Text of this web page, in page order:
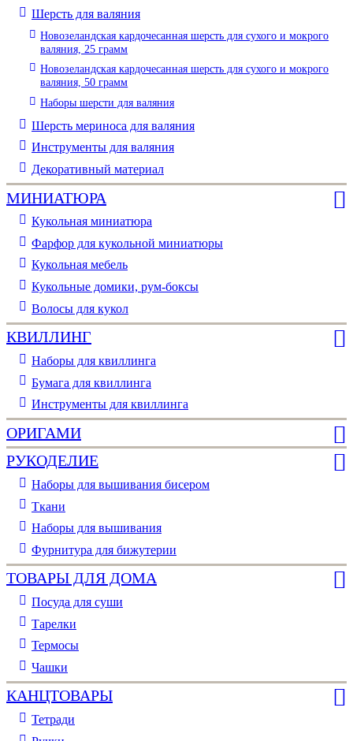
Шерсть для валяния
Новозеландская кардочесанная шерсть для сухого и мокрого
валяния, 25 грамм
Новозеландская кардочесанная шерсть для сухого и мокрого
валяния, 50 грамм
Наборы шерсти для валяния
Шерсть мериноса для валяния
Инструменты для валяния
Декоративный материал
МИНИАТЮРА
Кукольная миниатюра
Фарфор для кукольной миниатюры
Кукольная мебель
Кукольные домики, рум-боксы
Волосы для кукол
КВИЛЛИНГ
Наборы для квиллинга
Бумага для квиллинга
Инструменты для квиллинга
ОРИГАМИ
РУКОДЕЛИЕ
Наборы для вышивания бисером
Ткани
Наборы для вышивания
Фурнитура для бижутерии
ТОВАРЫ ДЛЯ ДОМА
Посуда для суши
Тарелки
Термосы
Чашки
КАНЦТОВАРЫ
Тетради